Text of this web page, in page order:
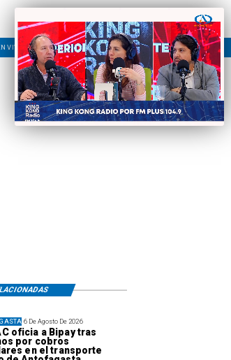
VIVO CONTACTO LÍNEA EDITORIAL
6 De Agosto De 2026
oficia a Bipay tras
por cobros
en el transporte